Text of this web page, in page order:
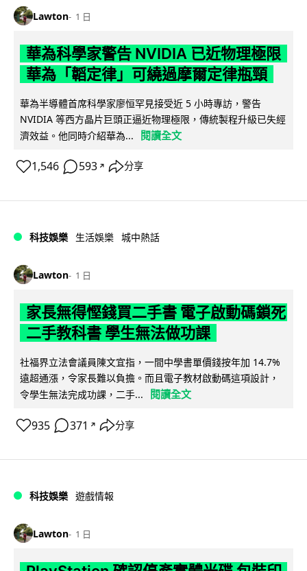
Lawton 1 日
華為科學家警告 NVIDIA 已近物理極限
華為「韜定律」可繞過摩爾定律瓶頸
華為半導體首席科學家廖恒罕見接受近 5 小時專訪，警告
NVIDIA 等西方晶片巨頭正逼近物理極限，傳統製程升級已失經
濟效益。他同時介紹華為...
閱讀全文
1,546 593 ↗ 分享
科技娛樂 生活娛樂 城中熱話
Lawton 1 日
家長無得慳錢買二手書 電子啟動碼鎖死
二手教科書 學生無法做功課
社福界立法會議員陳文宜指，一間中學書單價錢按年加 14.7%
遠超通漲，令家長難以負擔。而且電子教材啟動碼這項設計，
令學生無法完成功課，二手...
閱讀全文
935 371 ↗ 分享
科技娛樂 遊戲情報
Lawton 1 日